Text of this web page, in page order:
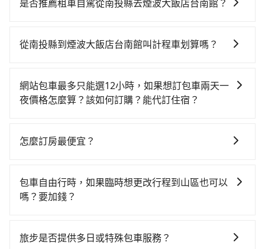
寄出電子收據。
程車花費約2,500元、車程約70分鐘。抵達高鐵站後，步
鐵站，每人票價650元，再用5分鐘出站、等待車站前排
班的計程車，搭上小黃後約花35分鐘、車費300元後，
乘之平均每人花費為2,050元。不過南投縣領有合法執照
縱使幸運攔到一輛小黃了，南投縣少部分小黃司機不按
表收費，看乘客是外地人便漫天喊價或恣意繞路。但如
車，不僅每人至少額外負擔150元車資，而且更會額外浪
是否推薦租車自駕從南投縣去煙波大飯店台南館？
時不需要閉目養神（因為要自己開車），最重要的是你
$115~205承租小轎車，每公里再額外加收$3.2，從南投
縣（魚池鄉）到煙波大飯店台南館的花費預估為
時40元路邊停車費用預估進去，但額外的汽車保險與可
差的車款，如果人數超過四位，更是沒有較大的七人座
或九人座可供選擇，而且無人租車最令人詬病的就是車
樣。另外，偶爾也會遇到明明已經預約了時間但上一位
從南投縣到煙波大飯店台南館叫計程車划算嗎？
灣大車隊和Yoxi，如果在路邊攔不到車，也可考慮打電
話至日月星光計程車等叫車看看。依照里程跳錶計算，
那要注意南投縣僅有合法計程車約340輛，計程車密度為
市中西區的計程車也不是這麼好叫，建議事先做好規
劃。再加上南投縣有些計程車司機不按錶計費，約有
都是你從南投縣到煙波大飯店台南館的最佳選擇。
網站包車最多只能選12小時，如果想訂包車兩天一
夜價格怎麼算？該如何訂購？能代訂住宿？
需要連續兩天的包車服務，可以在官網上分開預定兩天
怎麼訂房最便宜？
OTA (online travel agent) 來完成，除了可以快速依據
地區、價位、人數、特殊需求來搜尋適合的旅店與房
饋或未來換取免費的住房。台灣人常用的線上訂房平台
包車自由行時，如果臨時想更改行程到山區也可以
嗎？要加錢？
旅步可能會根據行經的路線是否超過海拔1500公尺來進
旅步是否提供多日或特殊包車服務？